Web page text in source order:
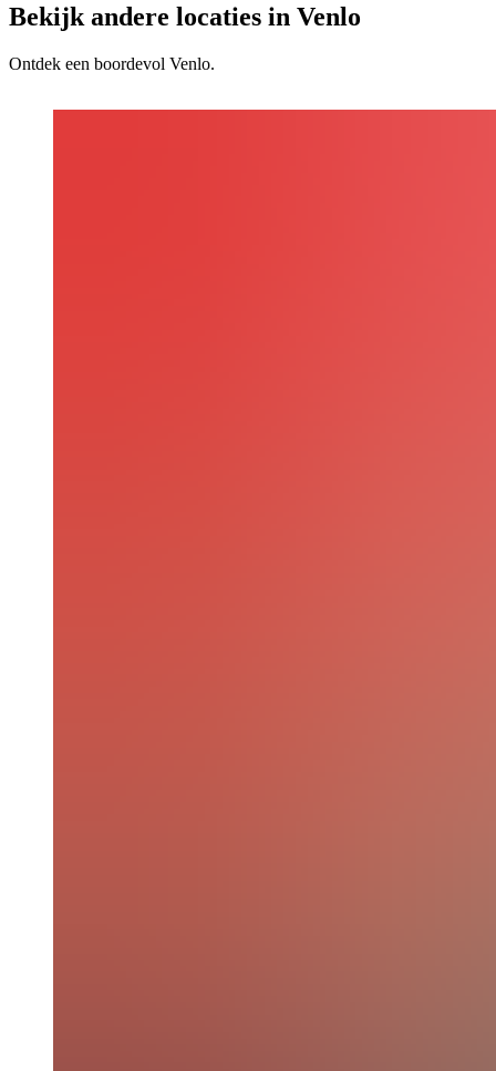
Bekijk andere locaties in Venlo
Ontdek een boordevol Venlo.